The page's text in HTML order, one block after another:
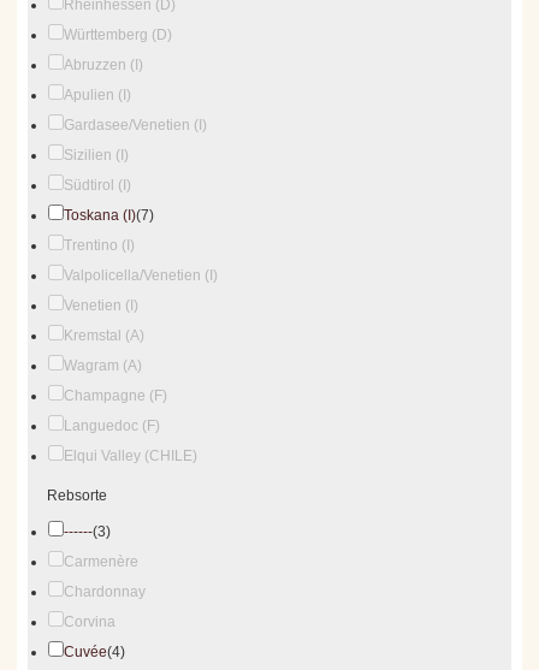
Rheinhessen (D)
Württemberg (D)
Abruzzen (I)
Apulien (I)
Gardasee/Venetien (I)
Sizilien (I)
Südtirol (I)
Toskana (I)(7)
Trentino (I)
Valpolicella/Venetien (I)
Venetien (I)
Kremstal (A)
Wagram (A)
Champagne (F)
Languedoc (F)
Elqui Valley (CHILE)
Rebsorte
------(3)
Carmenère
Chardonnay
Corvina
Cuvée(4)